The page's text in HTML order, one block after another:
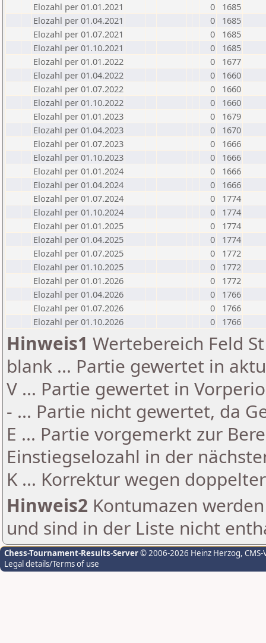
Elozahl per 01.01.2021
0
1685
Elozahl per 01.04.2021
0
1685
Elozahl per 01.07.2021
0
1685
Elozahl per 01.10.2021
0
1685
Elozahl per 01.01.2022
0
1677
Elozahl per 01.04.2022
0
1660
Elozahl per 01.07.2022
0
1660
Elozahl per 01.10.2022
0
1660
Elozahl per 01.01.2023
0
1679
Elozahl per 01.04.2023
0
1670
Elozahl per 01.07.2023
0
1666
Elozahl per 01.10.2023
0
1666
Elozahl per 01.01.2024
0
1666
Elozahl per 01.04.2024
0
1666
Elozahl per 01.07.2024
0
1774
Elozahl per 01.10.2024
0
1774
Elozahl per 01.01.2025
0
1774
Elozahl per 01.04.2025
0
1774
Elozahl per 01.07.2025
0
1772
Elozahl per 01.10.2025
0
1772
Elozahl per 01.01.2026
0
1772
Elozahl per 01.04.2026
0
1766
Elozahl per 01.07.2026
0
1766
Elozahl per 01.10.2026
0 1766
Hinweis1 Wertebereich Feld
blank ... Partie gewertet in
V ... Partie gewertet in
- ... Partie nicht gewertet, da
E ... Partie vorgemerkt zur
Einstiegselozahl in der
K ... Korrektur wegen
Hinweis2 Kontumazen
und sind in der Liste nicht
Chess-Tournament-Results-Server© 2006-2026 Heinz Herzog,
Legal details/Terms of use